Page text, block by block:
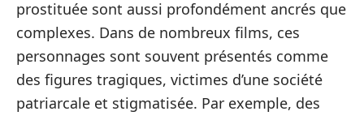
prostituée sont aussi profondément ancrés que
complexes. Dans de nombreux films, ces
personnages sont souvent présentés comme
des figures tragiques, victimes d’une société
patriarcale et stigmatisée. Par exemple, des